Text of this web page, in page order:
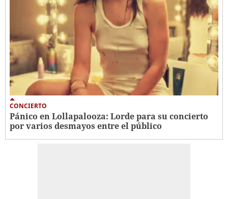
CONCIERTO
Pánico en Lollapalooza: Lorde para su concierto
por varios desmayos entre el público